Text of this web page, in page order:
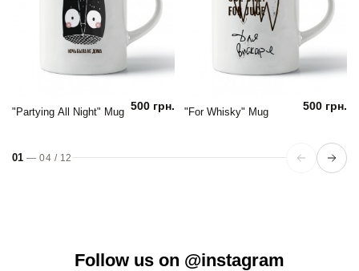
"Partying All Night" Mug 500 грн. "For Whisky" Mug 500 грн.
01 —04 / 12
Follow us on @instagram